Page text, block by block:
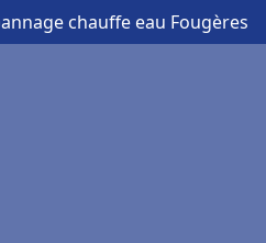
chauffe eau Fougères